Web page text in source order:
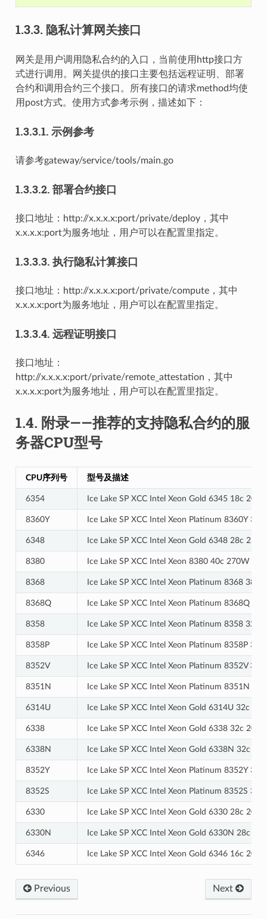
1.3.3. 隐私计算网关接口
网关是用户调用隐私合约的入口，当前使用http接口方
式进行调用。网关提供的接口主要包括远程证明、部署
合约和调用合约三个接口。所有接口的请求method均使
用post方式。使用方式参考示例，描述如下：
1.3.3.1. 示例参考
请参考gateway/service/tools/main.go
1.3.3.2. 部署合约接口
接口地址：http://x.x.x.x:port/private/deploy，其中
x.x.x.x:port为服务地址，用户可以在配置里指定。
1.3.3.3. 执行隐私计算接口
接口地址：http://x.x.x.x:port/private/compute，其中
x.x.x.x:port为服务地址，用户可以在配置里指定。
1.3.3.4. 远程证明接口
接口地址：
http://x.x.x.x:port/private/remote_attestation，其中
x.x.x.x:port为服务地址，用户可以在配置里指定。
1.4. 附录——推荐的支持隐私合约的服
务器CPU型号
CPU序列号 型号及描述
6354 Ice Lake SP XCC Intel Xeon Gold 6345 18c
8360Y Ice Lake SP XCC Intel Xeon Platinum 8360Y
6348 Ice Lake SP XCC Intel Xeon Gold 6348 28c
8380 Ice Lake SP XCC Intel Xeon 8380 40c 270W
8368 Ice Lake SP XCC Intel Xeon Platinum 8368 38c
8368Q Ice Lake SP XCC Intel Xeon Platinum 8368Q
8358 Ice Lake SP XCC Intel Xeon Platinum 8358 32c
8358P Ice Lake SP XCC Intel Xeon Platinum 8358P
8352V Ice Lake SP XCC Intel Xeon Platinum 8352V
8351N Ice Lake SP XCC Intel Xeon Platinum 8351N
6314U Ice Lake SP XCC Intel Xeon Gold 6314U 32c
6338 Ice Lake SP XCC Intel Xeon Gold 6338 32c
6338N Ice Lake SP XCC Intel Xeon Gold 6338N 32c
8352Y Ice Lake SP XCC Intel Xeon Platinum 8352Y
8352S Ice Lake SP XCC Intel Xeon Platinum 8352S
6330 Ice Lake SP XCC Intel Xeon Gold 6330 28c
6330N Ice Lake SP XCC Intel Xeon Gold 6330N 28c
6346 Ice Lake SP XCC Intel Xeon Gold 6346 16c
Previous Next